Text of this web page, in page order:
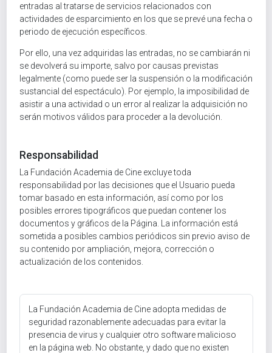
entradas al tratarse de servicios relacionados con
actividades de esparcimiento en los que se prevé una fecha o
periodo de ejecución específicos.
Por ello, una vez adquiridas las entradas, no se cambiarán ni
se devolverá su importe, salvo por causas previstas
legalmente (como puede ser la suspensión o la modificación
sustancial del espectáculo). Por ejemplo, la imposibilidad de
asistir a una actividad o un error al realizar la adquisición no
serán motivos válidos para proceder a la devolución.
Responsabilidad
La Fundación Academia de Cine excluye toda
responsabilidad por las decisiones que el Usuario pueda
tomar basado en esta información, así como por los
posibles errores tipográficos que puedan contener los
documentos y gráficos de la Página. La información está
sometida a posibles cambios periódicos sin previo aviso de
su contenido por ampliación, mejora, corrección o
actualización de los contenidos.
La Fundación Academia de Cine adopta medidas de
seguridad razonablemente adecuadas para evitar la
presencia de virus y cualquier otro software malicioso
en la página web. No obstante, y dado que no existen